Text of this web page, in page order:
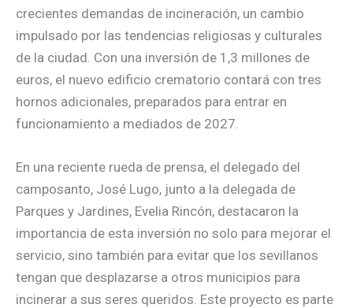
crecientes demandas de incineración, un cambio
impulsado por las tendencias religiosas y culturales
de la ciudad. Con una inversión de 1,3 millones de
euros, el nuevo edificio crematorio contará con tres
hornos adicionales, preparados para entrar en
funcionamiento a mediados de 2027.
En una reciente rueda de prensa, el delegado del
camposanto, José Lugo, junto a la delegada de
Parques y Jardines, Evelia Rincón, destacaron la
importancia de esta inversión no solo para mejorar el
servicio, sino también para evitar que los sevillanos
tengan que desplazarse a otros municipios para
incinerar a sus seres queridos. Este proyecto es parte